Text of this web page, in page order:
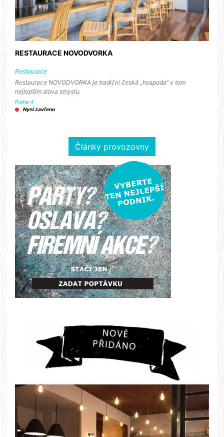
RESTAURACE NOVODVORKA
Restaurace
Restaurace NOVODVORKA je tradiční česká „hospoda“ v tom
nejlepším slova smyslu.
Praha 4
Nyní zavřeno
Články provozovny